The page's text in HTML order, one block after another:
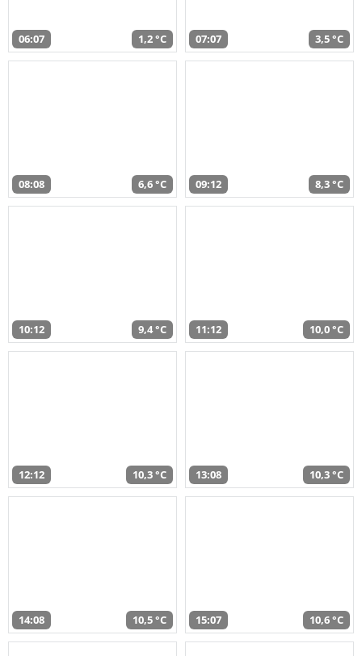
06:07 1,2 °C 07:07 3,5 °C
08:08 6,6 °C 09:12 8,3 °C
10:12 9,4 °C 11:12 10,0 °C
12:12 10,3 °C 13:08 10,3 °C
14:08 10,5 °C 15:07 10,6 °C